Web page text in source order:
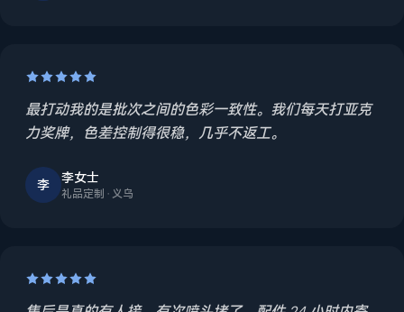
最打动我的是批次之间的色彩一致性。我们每天打亚克
力奖牌，色差控制得很稳，几乎不返工。
李 李女士
礼品定制 · 义乌